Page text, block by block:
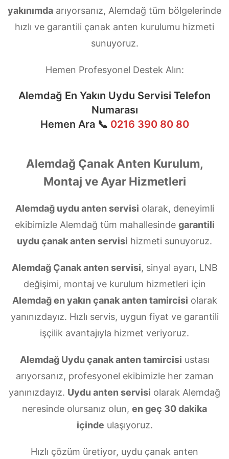
yakınımda arıyorsanız, Alemdağ tüm bölgelerinde
hızlı ve garantili çanak anten kurulumu hizmeti
sunuyoruz.
Hemen Profesyonel Destek Alın:
Alemdağ En Yakın Uydu Servisi Telefon
Numarası
Hemen Ara 📞 0216 390 80 80
Alemdağ Çanak Anten Kurulum,
Montaj ve Ayar Hizmetleri
Alemdağ uydu anten servisi olarak, deneyimli
ekibimizle Alemdağ tüm mahallesinde garantili
uydu çanak anten servisi hizmeti sunuyoruz.
Alemdağ Çanak anten servisi, sinyal ayarı, LNB
değişimi, montaj ve kurulum hizmetleri için
Alemdağ en yakın çanak anten tamircisi olarak
yanınızdayız. Hızlı servis, uygun fiyat ve garantili
işçilik avantajıyla hizmet veriyoruz.
Alemdağ Uydu çanak anten tamircisi ustası
arıyorsanız, profesyonel ekibimizle her zaman
yanınızdayız. Uydu anten servisi olarak Alemdağ
neresinde olursanız olun, en geç 30 dakika
içinde ulaşıyoruz.
Hızlı çözüm üretiyor, uydu çanak anten